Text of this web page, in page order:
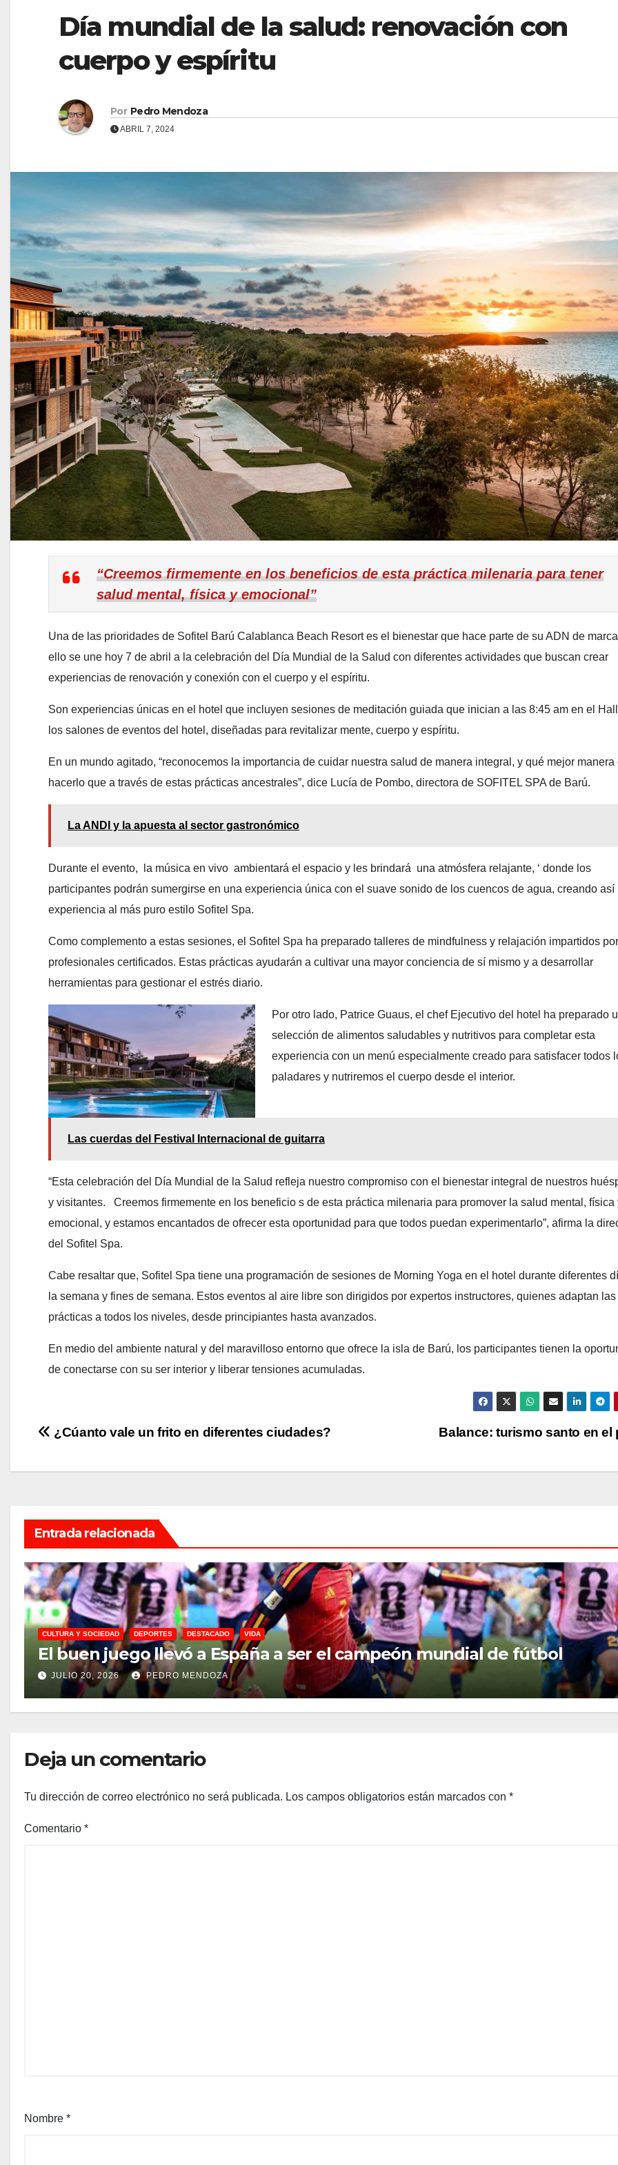
Día mundial de la salud: renovación con
cuerpo y espíritu
Por Pedro Mendoza
ABRIL 7, 2024
“Creemos firmemente en los beneficios de esta práctica milenaria para tener
salud mental, física y emocional”
Una de las prioridades de Sofitel Barú Calablanca Beach Resort es el bienestar que hace parte de su ADN de
ello se une hoy 7 de abril a la celebración del Día Mundial de la Salud con diferentes actividades que buscan crear
experiencias de renovación y conexión con el cuerpo y el espíritu.
Son experiencias únicas en el hotel que incluyen sesiones de meditación guiada que inician a las 8:45 am en el
los salones de eventos del hotel, diseñadas para revitalizar mente, cuerpo y espíritu.
En un mundo agitado, “reconocemos la importancia de cuidar nuestra salud de manera integral, y qué mejor manera
hacerlo que a través de estas prácticas ancestrales”, dice Lucía de Pombo, directora de SOFITEL SPA de Barú.
La ANDI y la apuesta al sector gastronómico
Durante el evento, la música en vivo ambientará el espacio y les brindará una atmósfera relajante, ‘ donde los
participantes podrán sumergirse en una experiencia única con el suave sonido de los cuencos de agua, creando así
experiencia al más puro estilo Sofitel Spa.
Como complemento a estas sesiones, el Sofitel Spa ha preparado talleres de mindfulness y relajación impartidos por
profesionales certificados. Estas prácticas ayudarán a cultivar una mayor conciencia de sí mismo y a desarrollar
herramientas para gestionar el estrés diario.
Por otro lado, Patrice Guaus, el chef Ejecutivo del hotel ha preparado
selección de alimentos saludables y nutritivos para completar esta
experiencia con un menú especialmente creado para satisfacer todos
paladares y nutriremos el cuerpo desde el interior.
Las cuerdas del Festival Internacional de guitarra
“Esta celebración del Día Mundial de la Salud refleja nuestro compromiso con el bienestar integral de nuestros
y visitantes. Creemos firmemente en los beneficio s de esta práctica milenaria para promover la salud mental, física
emocional, y estamos encantados de ofrecer esta oportunidad para que todos puedan experimentarlo”, afirma la
del Sofitel Spa.
Cabe resaltar que, Sofitel Spa tiene una programación de sesiones de Morning Yoga en el hotel durante diferentes
la semana y fines de semana. Estos eventos al aire libre son dirigidos por expertos instructores, quienes adaptan las
prácticas a todos los niveles, desde principiantes hasta avanzados.
En medio del ambiente natural y del maravilloso entorno que ofrece la isla de Barú, los participantes tienen la
de conectarse con su ser interior y liberar tensiones acumuladas.
Navegación
de
Balance: turismo santo en el
¿Cúanto vale un frito en diferentes ciudades?
Entrada relacionada
CULTURA Y SOCIEDAD DEPORTES DESTACADO VIDA
El buen juego llevó a España a ser el campeón mundial de fútbol
JULIO 20, 2026 PEDRO MENDOZA
Deja un comentario
Tu dirección de correo electrónico no será publicada. Los campos obligatorios están marcados con *
Comentario *
Nombre *